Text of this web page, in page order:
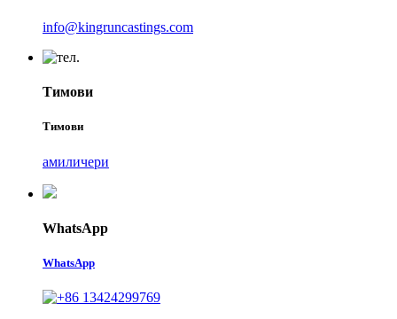
info@kingruncastings.com
Тимови
Тимови
амиличери
WhatsApp
WhatsApp